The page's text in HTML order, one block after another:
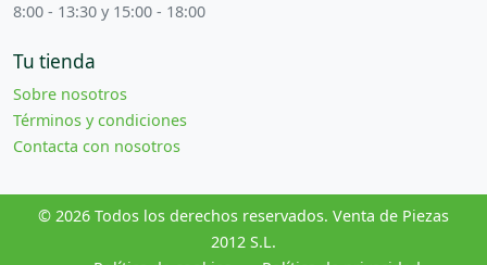
8:00 - 13:30 y 15:00 - 18:00
Tu tienda
Sobre nosotros
Términos y condiciones
Contacta con nosotros
© 2026 Todos los derechos reservados. Venta de Piezas
2012 S.L.